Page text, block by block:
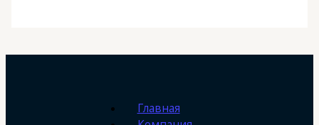
Главная